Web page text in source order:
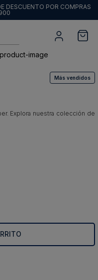
DESCUENTO POR COMPRAS
Más vendidos
Explora nuestra colección de